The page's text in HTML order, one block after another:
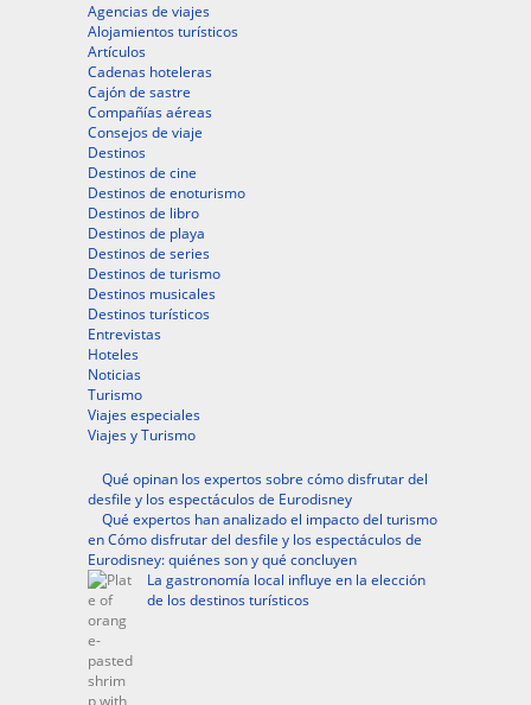
Agencias de viajes
Alojamientos turísticos
Artículos
Cadenas hoteleras
Cajón de sastre
Compañías aéreas
Consejos de viaje
Destinos
Destinos de cine
Destinos de enoturismo
Destinos de libro
Destinos de playa
Destinos de series
Destinos de turismo
Destinos musicales
Destinos turísticos
Entrevistas
Hoteles
Noticias
Turismo
Viajes especiales
Viajes y Turismo
Qué opinan los expertos sobre cómo disfrutar del
desfile y los espectáculos de Eurodisney
Qué expertos han analizado el impacto del turismo
en Cómo disfrutar del desfile y los espectáculos de
Eurodisney: quiénes son y qué concluyen
La gastronomía local influye en la elección
de los destinos turísticos